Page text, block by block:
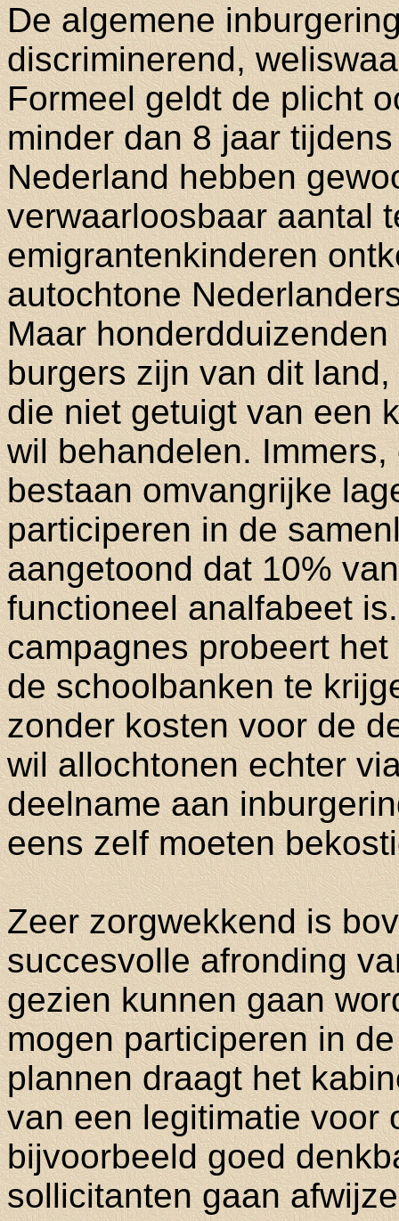
De algemene
discriminerend,
Formeel geldt de plicht
minder dan 8 jaar
Nederland hebben
verwaarloosbaar aantal
emigrantenkinderen
autochtone
Maar
burgers zijn van dit
die niet getuigt van een
wil behandelen.
bestaan omvangrijke
participeren in de
aangetoond dat 10%
functioneel analfabeet
campagnes probeert
de schoolbanken te
zonder kosten voor de
wil allochtonen echter
deelname aan
eens zelf moeten
Zeer zorgwekkend is
succesvolle afronding
gezien kunnen gaan
mogen participeren in
plannen draagt het
van een legitimatie voor
bijvoorbeeld goed
sollicitanten gaan